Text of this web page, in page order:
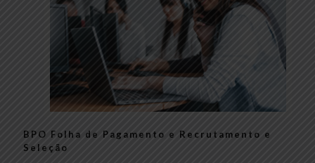
BPO Folha de Pagamento e Recrutamento e
Seleção